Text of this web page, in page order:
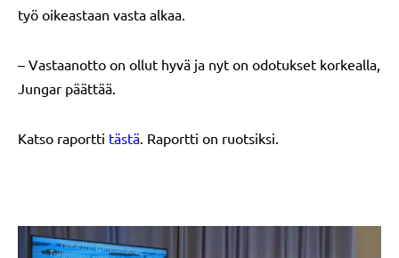
työ oikeastaan vasta alkaa.
– Vastaanotto on ollut hyvä ja nyt on odotukset korkealla,
Jungar päättää.
Katso raportti tästä . Raportti on ruotsiksi.